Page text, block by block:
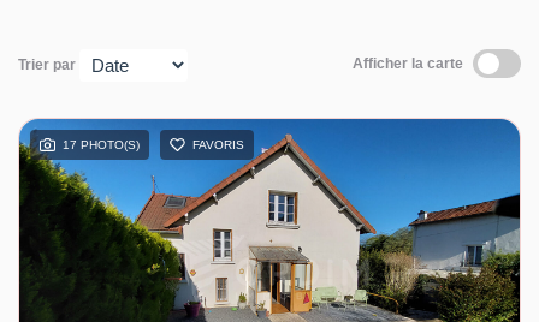
Trier par Afficher la carte
17 PHOTO(S) FAVORIS